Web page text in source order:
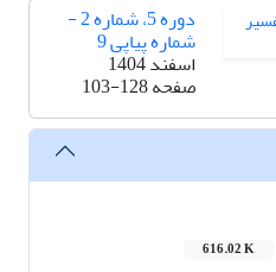
دوره 5، شماره 2 -
شماره پیاپی 9
اسفند 1404
صفحه103-128
616.02 K